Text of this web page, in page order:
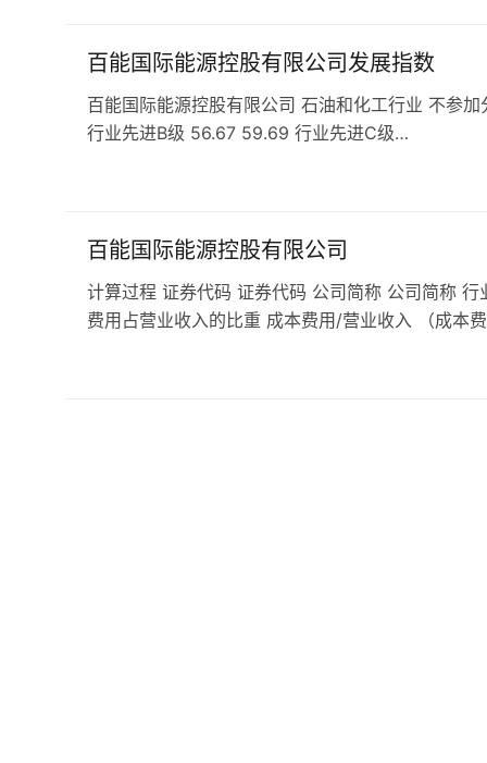
百能国际能源控股有限公司发展指数
百能国际能源控股有限公司 石油和化工行业 不参
行业先进B级 56.67 59.69 行业先进C级…
百能国际能源控股有限公司
计算过程 证券代码 证券代码 公司简称 公司简称
费用占营业收入的比重 成本费用/营业收入 （成本